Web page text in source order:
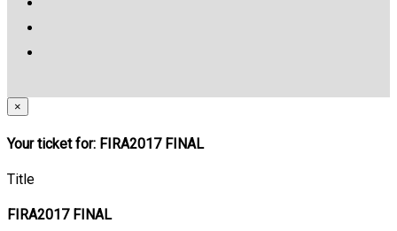
×
Your ticket for: FIRA2017 FINAL
Title
FIRA2017 FINAL